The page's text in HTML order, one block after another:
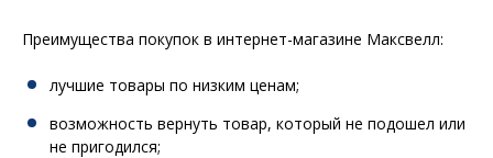
Преимущества покупок в интернет-магазине Максвелл:
лучшие товары по низким ценам;
возможность вернуть товар, который не подошел или
не пригодился;